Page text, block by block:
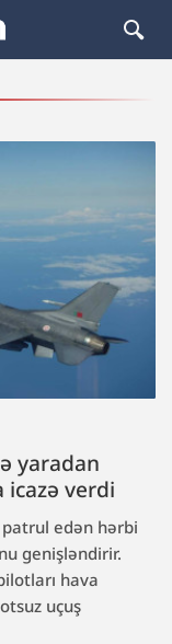
yaradan
icazə verdi
patrul edən hərbi
genişləndirir.
hava
uçuş